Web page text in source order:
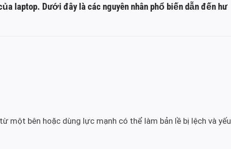
laptop. Dưới đây là các nguyên nhân phổ biến dẫn đến hư
một bên hoặc dùng lực mạnh có thể làm bản lề bị lệch và yếu